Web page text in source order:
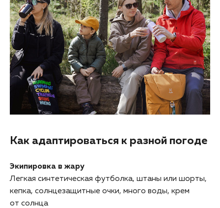
Как адаптироваться к разной погоде
Экипировка в жару
Легкая синтетическая футболка, штаны или шорты,
кепка, солнцезащитные очки, много воды, крем
от солнца